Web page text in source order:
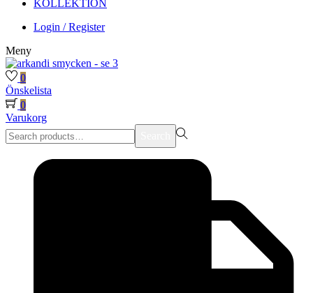
KOLLEKTION
Login / Register
Meny
0
Önskelista
0
Varukorg
Search
for:>